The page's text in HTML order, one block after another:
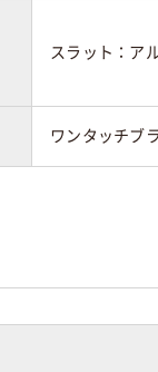
スラット：ア
ワンタッチブ